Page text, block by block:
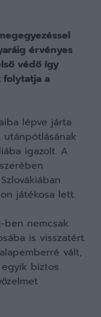
érvényes
védő így
folytatja a
lépve járta
utánpótlásának
igazolt. A
játékosa lett.
nemcsak
is visszatért.
vált,
biztos